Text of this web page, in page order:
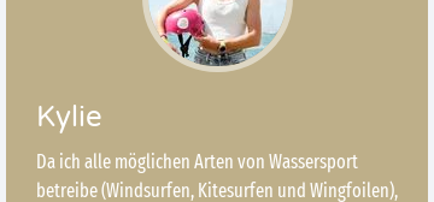
Kylie
Da ich alle möglichen Arten von Wassersport
betreibe (Windsurfen, Kitesurfen und Wingfoilen),